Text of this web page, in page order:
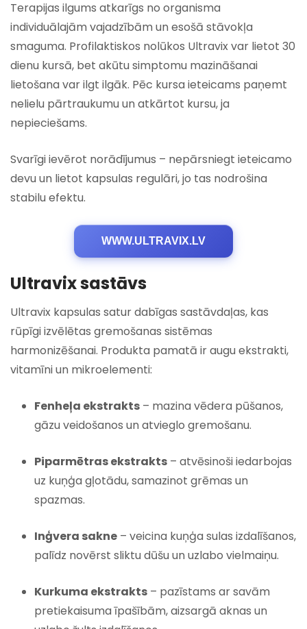
Terapijas ilgums atkarīgs no organisma
individuālajām vajadzībām un esošā stāvokļa
smaguma. Profilaktiskos nolūkos Ultravix var lietot 30
dienu kursā, bet akūtu simptomu mazināšanai
lietošana var ilgt ilgāk. Pēc kursa ieteicams paņemt
nelielu pārtraukumu un atkārtot kursu, ja
nepieciešams.
Svarīgi ievērot norādījumus – nepārsniegt ieteicamo
devu un lietot kapsulas regulāri, jo tas nodrošina
stabilu efektu.
WWW.ULTRAVIX.LV
Ultravix sastāvs
Ultravix kapsulas satur dabīgas sastāvdaļas, kas
rūpīgi izvēlētas gremošanas sistēmas
harmonizēšanai. Produkta pamatā ir augu ekstrakti,
vitamīni un mikroelementi:
Fenheļa ekstrakts – mazina vēdera pūšanos,
gāzu veidošanos un atvieglo gremošanu.
Piparmētras ekstrakts – atvēsinoši iedarbojas
uz kuņģa gļotādu, samazinot grēmas un
spazmas.
Inģvera sakne – veicina kuņģa sulas izdalīšanos,
palīdz novērst sliktu dūšu un uzlabo vielmaiņu.
Kurkuma ekstrakts – pazīstams ar savām
pretiekaisuma īpašībām, aizsargā aknas un